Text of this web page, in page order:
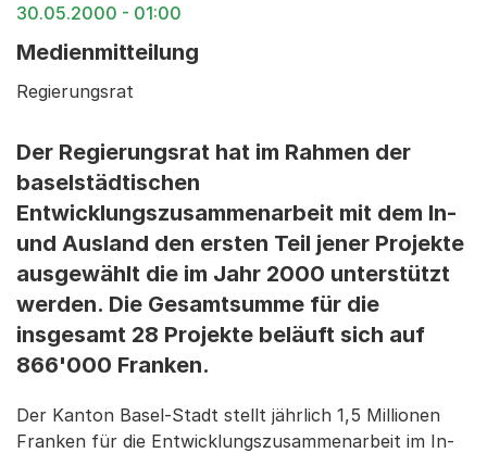
30.05.2000 - 01:00
Medienmitteilung
Regierungsrat
Der Regierungsrat hat im Rahmen der
baselstädtischen
Entwicklungszusammenarbeit mit dem In-
und Ausland den ersten Teil jener Projekte
ausgewählt die im Jahr 2000 unterstützt
werden. Die Gesamtsumme für die
insgesamt 28 Projekte beläuft sich auf
866'000 Franken.
Der Kanton Basel-Stadt stellt jährlich 1,5 Millionen
Franken für die Entwicklungszusammenarbeit im In-